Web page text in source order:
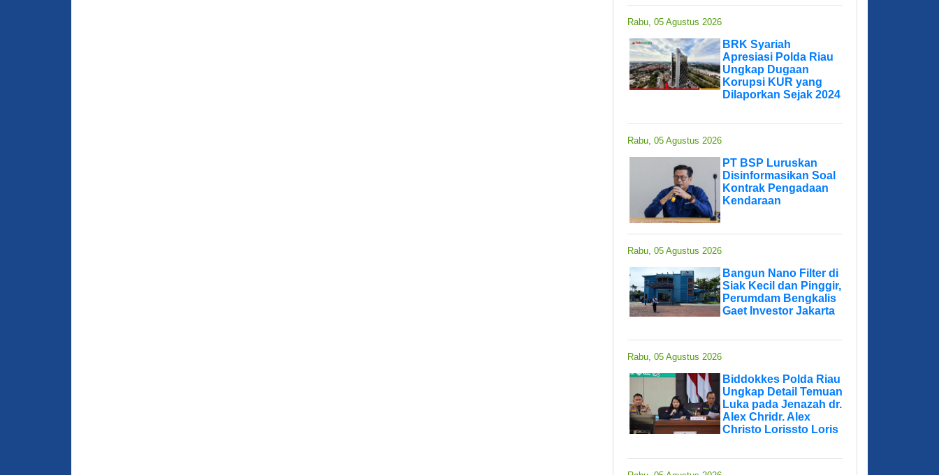
Rabu, 05 Agustus 2026
BRK Syariah
Apresiasi Polda Riau
Ungkap Dugaan
Korupsi KUR yang
Dilaporkan Sejak 2024
Rabu, 05 Agustus 2026
PT BSP Luruskan
Disinformasikan Soal
Kontrak Pengadaan
Kendaraan
Rabu, 05 Agustus 2026
Bangun Nano Filter di
Siak Kecil dan Pinggir,
Perumdam Bengkalis
Gaet Investor Jakarta
Rabu, 05 Agustus 2026
Biddokkes Polda Riau
Ungkap Detail Temuan
Luka pada Jenazah dr.
Alex Chridr. Alex
Christo Lorissto Loris